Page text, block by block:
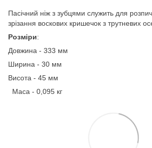
Пасічний ніж з зубцями служить для
зрізання воскових кришечок з трутневих
Розміри:
Довжина - 333 мм
Ширина - 30 мм
Висота - 45 мм
Маса - 0,095 кг